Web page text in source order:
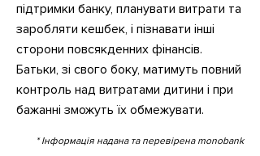
підтримки банку, планувати витрати та
заробляти кешбек, і пізнавати інші
сторони повсякденних фінансів.
Батьки, зі свого боку, матимуть повний
контроль над витратами дитини і при
бажанні зможуть їх обмежувати.
* Інформація надана та перевірена monobank